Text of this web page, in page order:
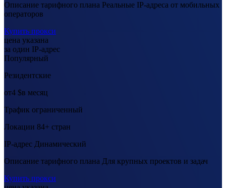
Описание тарифного плана Реальные IP-адреса от мобильных
операторов
Купить прокси
цена указана
за один IP-адрес
Популярный
Резидентские
от4 $в месяц
Трафик ограниченный
Локации 84+ стран
IP-адрес Динамический
Описание тарифного плана Для крупных проектов и задач
Купить прокси